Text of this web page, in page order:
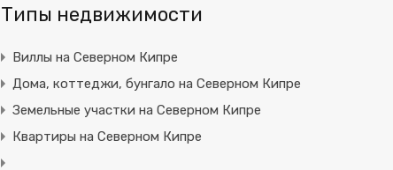
Типы недвижимости
Виллы на Северном Кипре
Дома, коттеджи, бунгало на Северном Кипре
Земельные участки на Северном Кипре
Квартиры на Северном Кипре